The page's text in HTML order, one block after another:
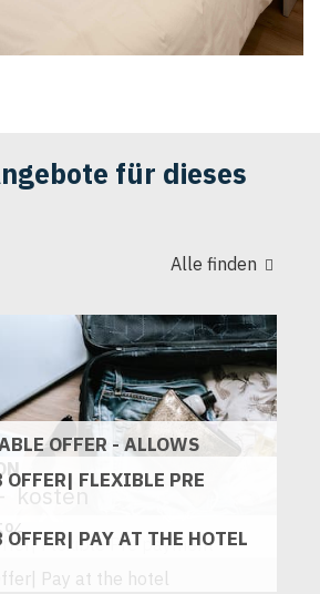
für dieses
Alle finden
OFFER - ALLOWS
kosten
FLEXIBLE PRE
PAY AT THE HOTEL